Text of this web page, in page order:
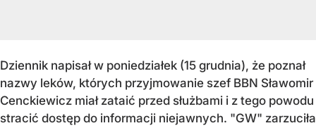
Dziennik napisał w poniedziałek (15 grudnia), że poznał
nazwy leków, których przyjmowanie szef BBN Sławomir
Cenckiewicz miał zataić przed służbami i z tego powodu
stracić dostęp do informacji niejawnych. "GW" zarzuciła